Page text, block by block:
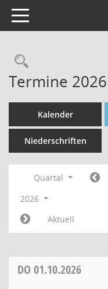
Toggle navigation
Termine 2026
Kalender
Niederschriften
Quartal
2026
Aktuell
DO 01.10.2026